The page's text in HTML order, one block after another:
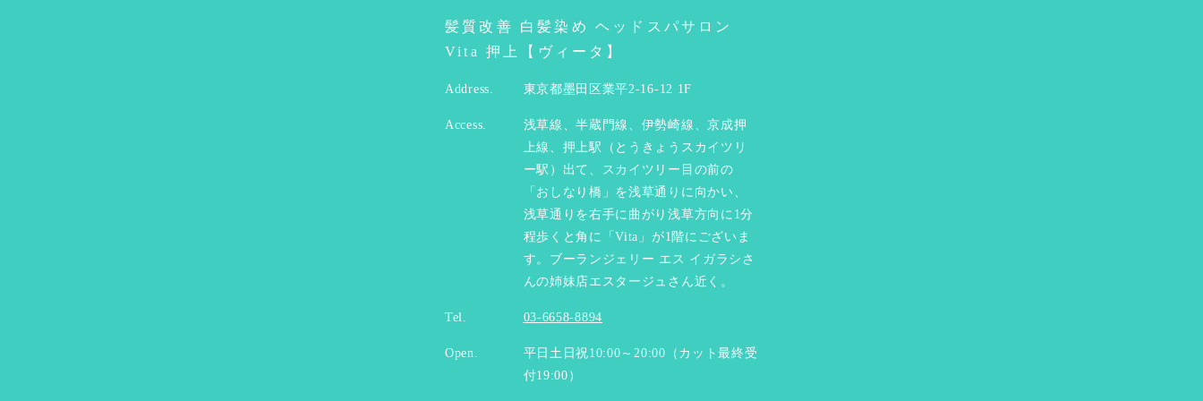
髪質改善 白髪染め ヘッドスパサロン
Vita 押上【ヴィータ】
Address. 東京都墨田区業平2-16-12 1F
Access.
浅草線、半蔵門線、伊勢崎線、京成押
上線、押上駅（とうきょうスカイツリ
ー駅）出て、スカイツリー目の前の
「おしなり橋」を浅草通りに向かい、
浅草通りを右手に曲がり浅草方向に1分
程歩くと角に「Vita」が1階にございま
す。ブーランジェリー エス イガラシさ
んの姉妹店エスタージュさん近く。
Tel. 03-6658-8894
Open.
平日土日祝10:00～20:00（カット最終受
付19:00）